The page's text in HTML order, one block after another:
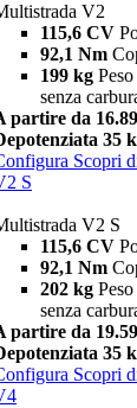
V2
115,6 CV
92,1 Nm
199 kg
senza
partire da
35
Scopri
S
V2 S
115,6 CV
92,1 Nm
202 kg
senza
partire da
35
Scopri